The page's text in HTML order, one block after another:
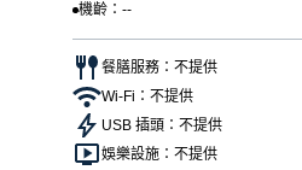
機齡：--
餐膳服務：不提供
Wi-Fi：不提供
USB 插頭：不提供
娛樂設施：不提供